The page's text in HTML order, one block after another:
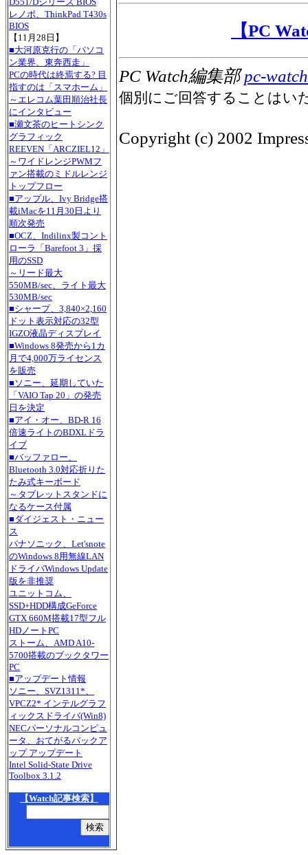
レノボ、ThinkPad T430s
BIOS
【11月28日】
■大河原克行の「パソコ
ン業界、東奔西走」
PCの時代は終焉する? 目
指すのは「スマホーム」
～エレコム葉田順治社長
にインタビュー
■瀬文茶のヒートシンク
グラフィック
REEVEN「ARCZIEL12」
～ワイドレンジPWMフ
ァン搭載のミドルレンジ
トップフロー
■アップル、Ivy Bridge搭
載iMacを11月30日より
順次発売
■OCZ、Indilinx製コント
ローラ「Barefoot 3」採
用のSSD
～リード最大
550MB/sec、ライト最大
530MB/sec
■シャープ、3,840×2,160
ドット表示対応の32型
IGZO液晶ディスプレイ
■Windows 8発売から1カ
月で4,000万ライセンス
を販売
■ソニー、延期していた
「VAIO Tap 20」の発売
日を決定
■アイ・オー、BD-R 16
倍速ライトのBDXLドラ
イブ
■バッファロー、
Bluetooth 3.0対応折りた
たみ式キーボード
～タブレットスタンドに
なるケース付属
■ダイジェスト・ニュー
ス
パナソニック、Let'snote
のWindows 8用無線LAN
ドライバWindows Update
版を非推奨
ユニットコム、
SSD+HDD構成GeForce
GTX 660M搭載17型フル
HDノートPC
ストーム、AMD A10-
5700搭載のブックタワー
PC
■アップデート情報
ソニー、SVZ1311*、
VPCZ2* インテルグラフ
ィックスドライバ(Win8)
NECパーソナルコンピュ
ータ、おてがるバックア
ップ アップデート
Intel Solid-State Drive
Toolbox 3.1.2
【Watch記事検索】
【PC
PC Watch編集部pc-
個別にご回答することはい
Copyright (c) 2002